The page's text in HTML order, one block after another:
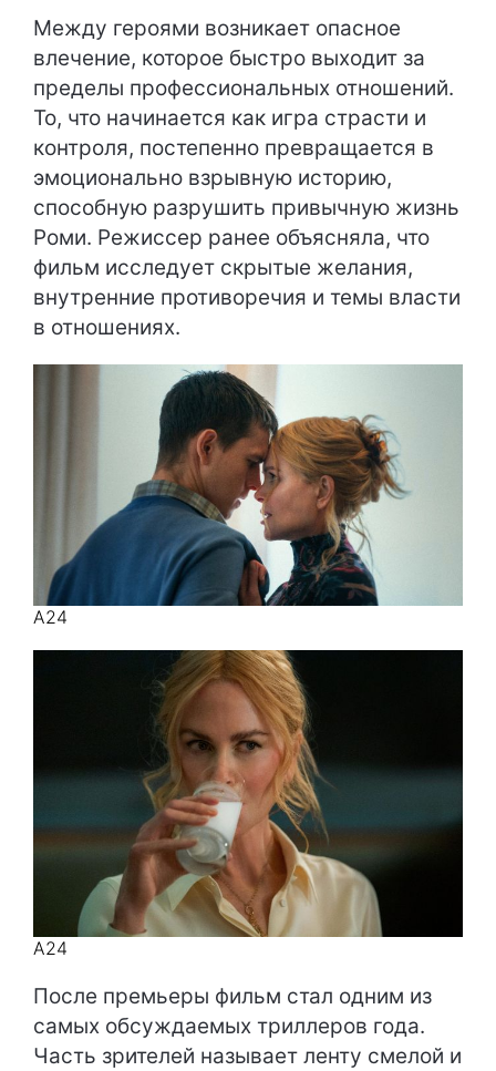
Между героями возникает опасное
влечение, которое быстро выходит за
пределы профессиональных отношений.
То, что начинается как игра страсти и
контроля, постепенно превращается в
эмоционально взрывную историю,
способную разрушить привычную жизнь
Роми. Режиссер ранее объясняла, что
фильм исследует скрытые желания,
внутренние противоречия и темы власти
в отношениях.
A24
A24
После премьеры фильм стал одним из
самых обсуждаемых триллеров года.
Часть зрителей называет ленту смелой и